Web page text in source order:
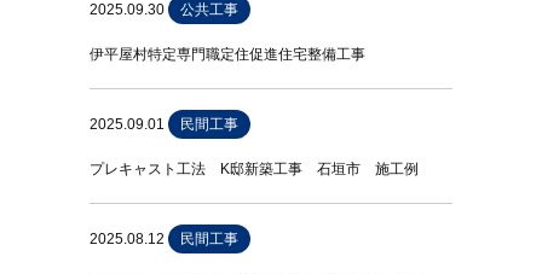
2025.09.30 公共工事
伊平屋村特定専門職定住促進住宅整備工事
2025.09.01 民間工事
プレキャスト工法 K邸新築工事 石垣市 施工例
2025.08.12 民間工事